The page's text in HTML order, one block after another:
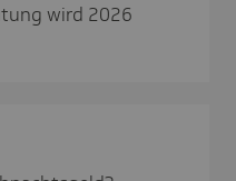
wird 2026